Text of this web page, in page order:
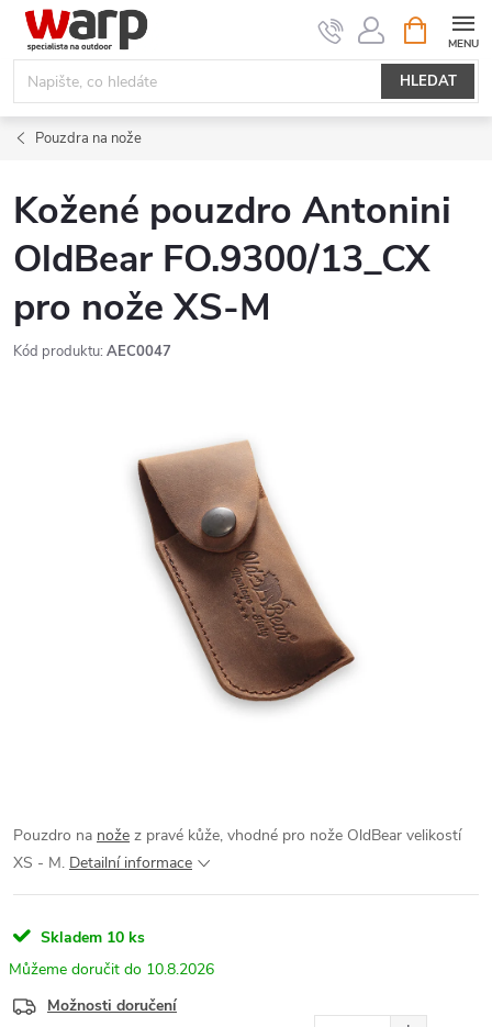
Přejít
obsah
HLEDAT
NÁKUPNÍ
KOŠÍK
Pouzdra na nože
Kožené pouzdro Antonini
OldBear FO.9300/13_CX
pro nože XS-M
Kód produktu: AEC0047
Pouzdro na nože z pravé kůže, vhodné pro nože OldBear velikostí
XS - M. Detailní informace
Skladem 10 ks
10.8.2026
Možnosti doručení